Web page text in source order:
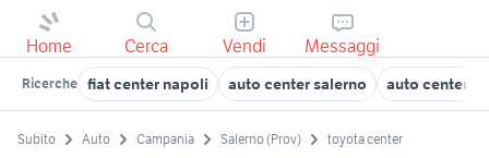
Home Cerca Vendi Messaggi
Ricerche fiat center napoli auto center salerno auto center
Subito Auto Campania Salerno (Prov) toyota center